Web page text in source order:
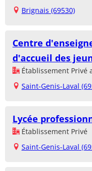
Brignais (69530)
Centre
d'accueil des
Établissement Privé
Saint-Genis-Laval
Lycée
Établissement Privé
Saint-Genis-Laval